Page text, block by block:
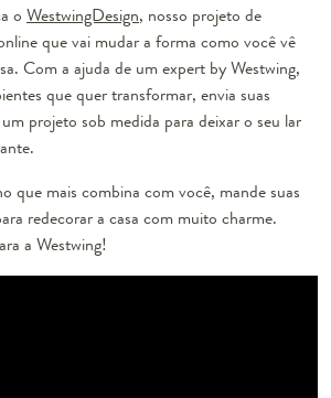
o WestwingDesign, nosso projeto de
que vai mudar a forma como você vê
Com a ajuda de um expert by Westwing,
que quer transformar, envia suas
projeto sob medida para deixar o seu lar
que mais combina com você, mande suas
redecorar a casa com muito charme.
a Westwing!